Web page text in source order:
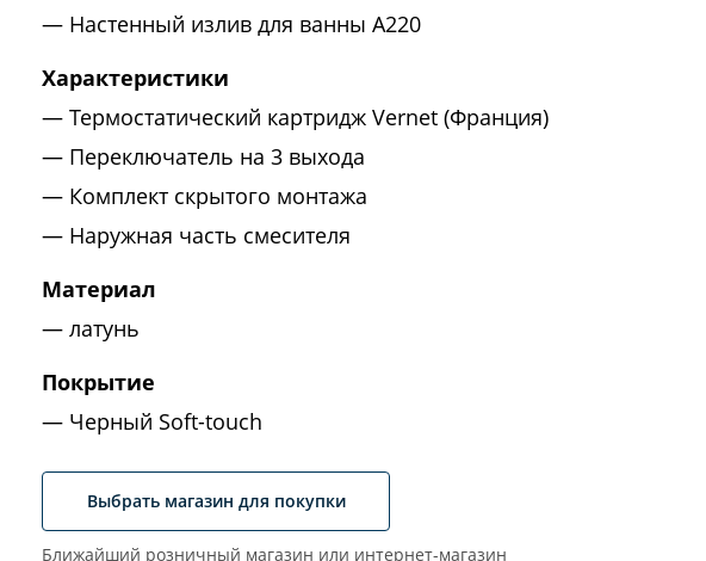
Настенный излив для ванны A220
Характеристики
Термостатический картридж Vernet (Франция)
Переключатель на 3 выхода
Комплект скрытого монтажа
Наружная часть смесителя
Материал
латунь
Покрытие
Черный Soft-touch
Выбрать магазин для покупки
Ближайший розничный магазин или интернет-магазин